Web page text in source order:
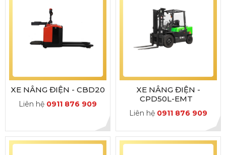
XE NÂNG ĐIỆN - CBD20
Liên hệ 0911 876 909
XE NÂNG ĐIỆN -
CPD50L-EMT
Liên hệ 0911 876 909